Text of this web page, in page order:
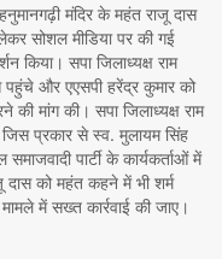
मंदिर के महंत राजू दास
सोशल मीडिया पर की गई
किया। सपा जिलाध्यक्ष राम
पहुंचे और एएसपी हरेंद्र कुमार को
की मांग की। सपा जिलाध्यक्ष राम
प्रकार से स्व. मुलायम सिंह
पार्टी के कार्यकर्ताओं में
को महंत कहने में भी शर्म
में सख्त कार्रवाई की जाए।